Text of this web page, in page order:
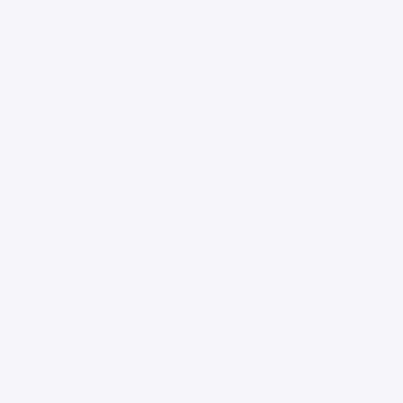
tartozók számára is érdekes – irodalmat,
bemutató magazinműsorunkkal. A kulturális
egyéb eseményeket stb., ami szintén